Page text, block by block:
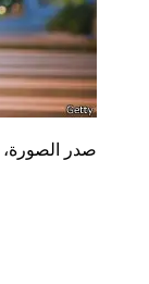
صدر الصورة،